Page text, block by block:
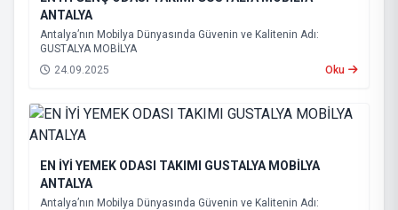
ANTALYA
Antalya’nın Mobilya Dünyasında Güvenin ve Kalitenin Adı:
GUSTALYA MOBİLYA
24.09.2025
Oku
EN İYİ YEMEK ODASI TAKIMI GUSTALYA MOBİLYA
ANTALYA
Antalya’nın Mobilya Dünyasında Güvenin ve Kalitenin Adı: